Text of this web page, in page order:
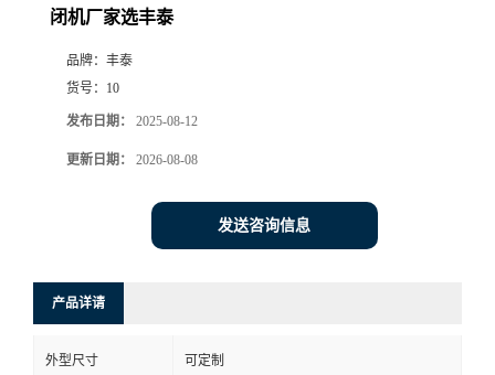
闭机厂家选丰泰
品牌： 丰泰
货号： 10
发布日期： 2025-08-12
更新日期： 2026-08-08
发送咨询信息
产品详请
外型尺寸 可定制